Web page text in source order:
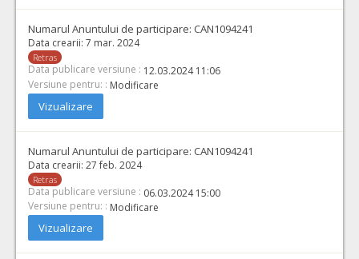
Numarul Anuntului de participare: CAN1094241
Data crearii: 7 mar. 2024
Retras
Data publicare versiune : 12.03.2024 11:06
Versiune pentru: : Modificare
Vizualizare
Numarul Anuntului de participare: CAN1094241
Data crearii: 27 feb. 2024
Retras
Data publicare versiune : 06.03.2024 15:00
Versiune pentru: : Modificare
Vizualizare